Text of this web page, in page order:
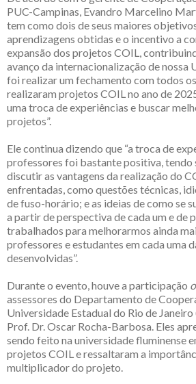
PUC-Campinas, Evandro Marcelino
tem como dois de seus maiores
aprendizagens obtidas e o incentivo a
expansão dos projetos COIL,
avanço da internacionalização de nossa
foi realizar um fechamento com todos
realizaram projetos COIL no ano de
uma troca de experiências e buscar
projetos”.
Ele continua dizendo que “a troca de
professores foi bastante positiva, tendo
discutir as vantagens da realização do
enfrentadas, como questões técnicas,
de fuso-horário; e as ideias de como se
a partir de perspectiva de cada um e de
trabalhados para melhorarmos ainda
professores e estudantes em cada uma
desenvolvidas”.
Durante o evento, houve a participação
assessores do Departamento de
Universidade Estadual do Rio de Janeiro
Prof. Dr. Oscar Rocha-Barbosa. Eles
sendo feito na universidade fluminense
projetos COIL e ressaltaram a
multiplicador do projeto.